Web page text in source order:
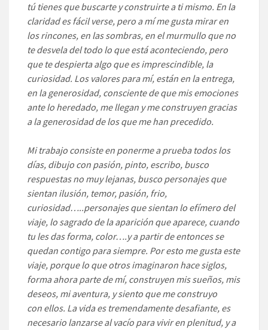
tú tienes que buscarte y construirte a ti mismo. En la
claridad es fácil verse, pero a mí me gusta mirar en
los rincones, en las sombras, en el murmullo que no
te desvela del todo lo que está aconteciendo, pero
que te despierta algo que es imprescindible, la
curiosidad. Los valores para mí, están en la entrega,
en la generosidad, consciente de que mis emociones
ante lo heredado, me llegan y me construyen gracias
a la generosidad de los que me han precedido.
Mi trabajo consiste en ponerme a prueba todos los
días, dibujo con pasión, pinto, escribo, busco
respuestas no muy lejanas, busco personajes que
sientan ilusión, temor, pasión, frio,
curiosidad…..personajes que sientan lo efímero del
viaje, lo sagrado de la aparición que aparece, cuando
tu les das forma, color….y a partir de entonces se
quedan contigo para siempre. Por esto me gusta este
viaje, porque lo que otros imaginaron hace siglos,
forma ahora parte de mí, construyen mis sueños, mis
deseos, mi aventura, y siento que me construyo
con ellos. La vida es tremendamente desafiante, es
necesario lanzarse al vacío para vivir en plenitud, y a